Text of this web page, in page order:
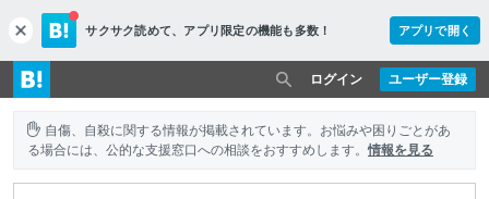
c
l
o
s
e
サクサク読めて、 アプリ限定の機能も多数！ アプリで開く
ユーザー登録
ログイン
自傷、自殺に関する情報が掲載されています。お悩みや困りごとがあ
る場合には、公的な支援窓口への相談をおすすめします。情報を見る